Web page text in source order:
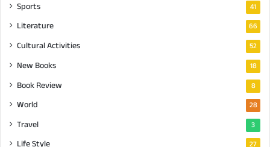
Sports 41
Literature 66
Cultural Activities 52
New Books 18
Book Review 8
World 28
Travel 3
Life Style 27